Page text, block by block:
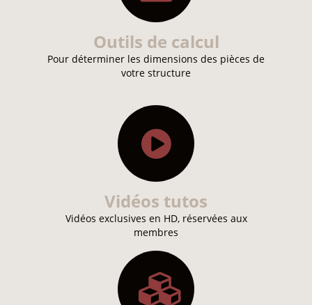
Outils de calcul
Pour déterminer les dimensions des pièces de
votre structure
Vidéos tutos
Vidéos exclusives en HD, réservées aux
membres